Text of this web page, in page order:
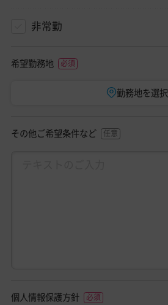
非常勤
希望勤務地
勤務地を選択
その他ご希望条件など
個人情報保護方針